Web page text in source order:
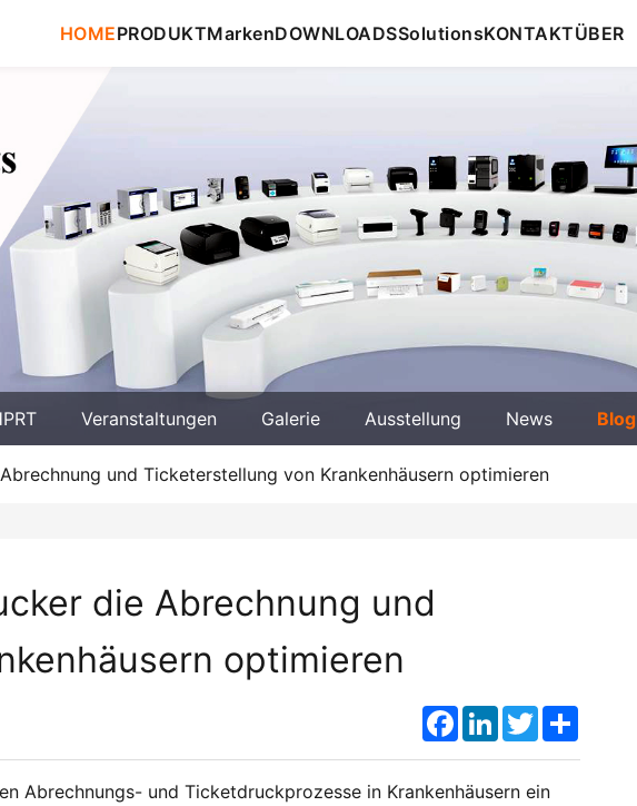
HOMEPRODUKTMarkenDOWNLOADSSolutionsKONTAKTÜBER
Veranstaltungen Galerie Ausstellung News Blog
und Ticketerstellung von Krankenhäusern optimieren
die Abrechnung und
optimieren
Facebook
LinkedInTwitterShare
Abrechnungs- und Ticketdruckprozesse in Krankenhäusern ein